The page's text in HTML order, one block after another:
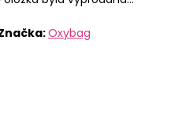
Oxybag